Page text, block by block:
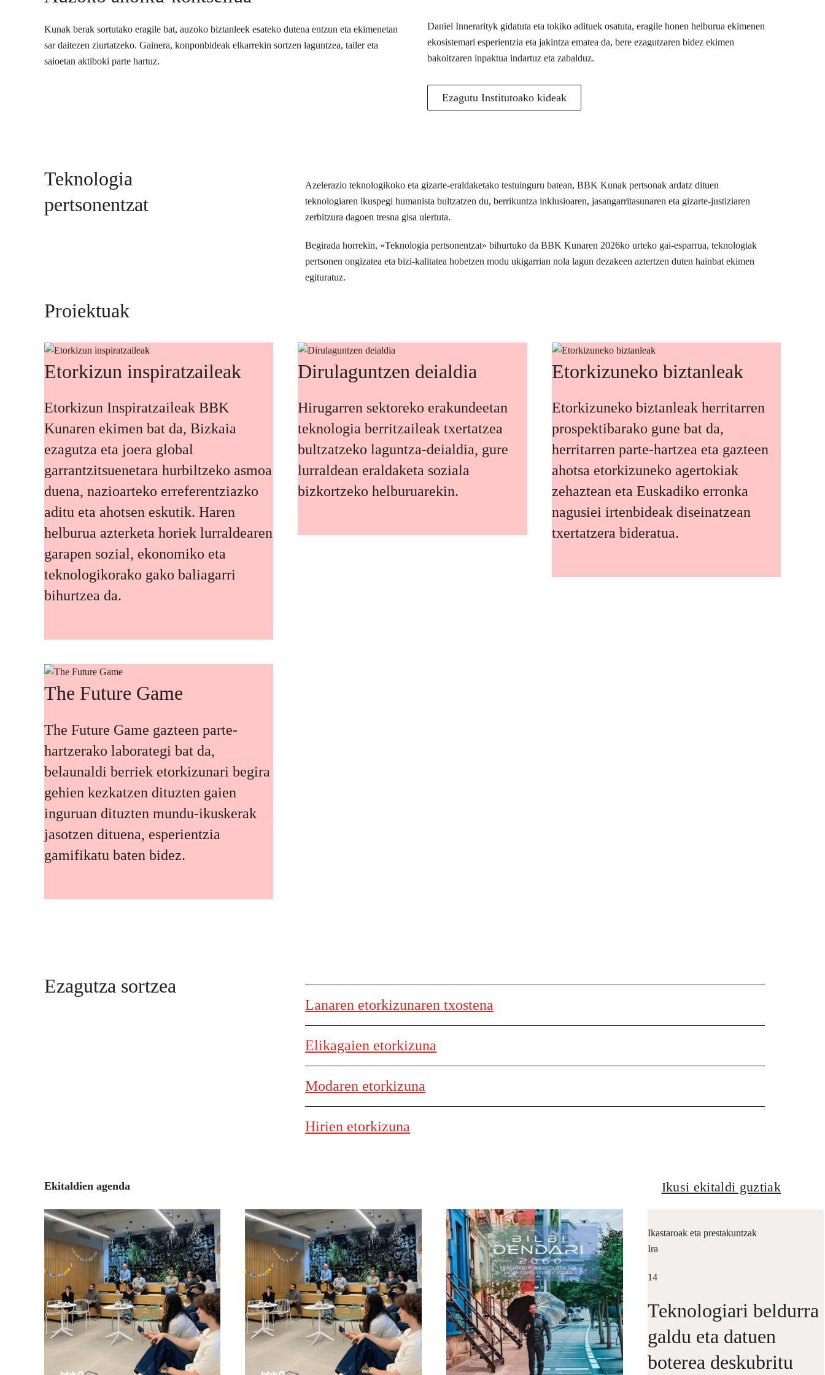
Kunak berak sortutako eragile bat, auzoko biztanleek esateko dutena entzun eta ekimenetan
sar daitezen ziurtatzeko. Gainera, konponbideak elkarrekin sortzen laguntzea, tailer eta
saioetan aktiboki parte hartuz.
Daniel Innerarityk gidatuta eta tokiko adituek osatuta, eragile honen helburua ekimenen
ekosistemari esperientzia eta jakintza ematea da, bere ezagutzaren bidez ekimen
bakoitzaren inpaktua indartuz eta zabalduz.
Ezagutu Institutoako kideak
Teknologia
pertsonentzat
Azelerazio teknologikoko eta gizarte-eraldaketako testuinguru batean, BBK Kunak pertsonak ardatz dituen
teknologiaren ikuspegi humanista bultzatzen du, berrikuntza inklusioaren, jasangarritasunaren eta gizarte-justiziaren
zerbitzura dagoen tresna gisa ulertuta.
Begirada horrekin, «Teknologia pertsonentzat» bihurtuko da BBK Kunaren 2026ko urteko gai-esparrua, teknologiak
pertsonen ongizatea eta bizi-kalitatea hobetzen modu ukigarrian nola lagun dezakeen aztertzen duten hainbat ekimen
egituratuz.
Proiektuak
Etorkizun inspiratzaileak
Etorkizun Inspiratzaileak BBK
Kunaren ekimen bat da, Bizkaia
ezagutza eta joera global
garrantzitsuenetara hurbiltzeko asmoa
duena, nazioarteko erreferentziazko
aditu eta ahotsen eskutik. Haren
helburua azterketa horiek lurraldearen
garapen sozial, ekonomiko eta
teknologikorako gako baliagarri
bihurtzea da.
Dirulaguntzen deialdia
Hirugarren sektoreko erakundeetan
teknologia berritzaileak txertatzea
bultzatzeko laguntza-deialdia, gure
lurraldean eraldaketa soziala
bizkortzeko helburuarekin.
Etorkizuneko biztanleak
Etorkizuneko biztanleak herritarren
prospektibarako gune bat da,
herritarren parte-hartzea eta gazteen
ahotsa etorkizuneko agertokiak
zehaztean eta Euskadiko erronka
nagusiei irtenbideak diseinatzean
txertatzera bideratua.
The Future Game
The Future Game gazteen parte-
hartzerako laborategi bat da,
belaunaldi berriek etorkizunari begira
gehien kezkatzen dituzten gaien
inguruan dituzten mundu-ikuskerak
jasotzen dituena, esperientzia
gamifikatu baten bidez.
Ezagutza sortzea
Lanaren etorkizunaren txostena
Elikagaien etorkizuna
Modaren etorkizuna
Hirien etorkizuna
Ekitaldien agenda Ikusi ekitaldi guztiak
Ikastaroak eta prestakuntzak
Ira
14
Teknologiari beldurra
galdu eta datuen
boterea deskubritu